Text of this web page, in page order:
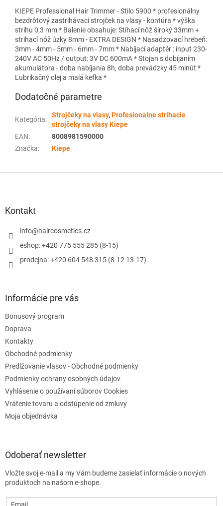
KIEPE Professional Hair Trimmer - Stilo 5900 * profesionálny
bezdrôtový zastrihávací strojček na vlasy - kontúra * výška
strihu 0,3 mm * Balenie obsahuje: Stíhací nôž široký 33mm +
strihací nôž úzky 8mm - EXTRA DESIGN * Nasadzovací hrebeň:
3mm - 4mm - 5mm - 6mm - 7mm * Nabíjací adaptér : input 230-
240V AC 50Hz / output: 3V DC 600mA * Stojan s dobíjaním
akumulátora - doba nabíjania 8h, doba prevádzky45 minút *
Lubrikačný olej a malá kefka *
Dodatočné parametre
Kategória:
Strojčeky na vlasy,Profesionalne strihacie
strojčeky na vlasy Kiepe
EAN:
8008981590000
Značka: Kiepe
Kontakt
info@haircosmetics.cz
eshop: +420 775 555 285 (8-15)
prodejna: +420 604 548 315 (8-12 13-17)
Informácie pre vás
Bonusový program
Doprava
Kontakty
Obchodné podmienky
Predlžovanie vlasov - Obchodné podmienky
Podmienky ochrany osobných údajov
Vyhlásenie o používaní súborov Cookies
Vrátenie tovaru a odstúpenie od zmluvy
Moja objednávka
Odoberať newsletter
Vložte svoj e-mail a my Vám budeme zasielať informácie o nových
produktoch na našom e-shope.